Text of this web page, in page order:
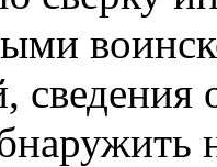
сведения